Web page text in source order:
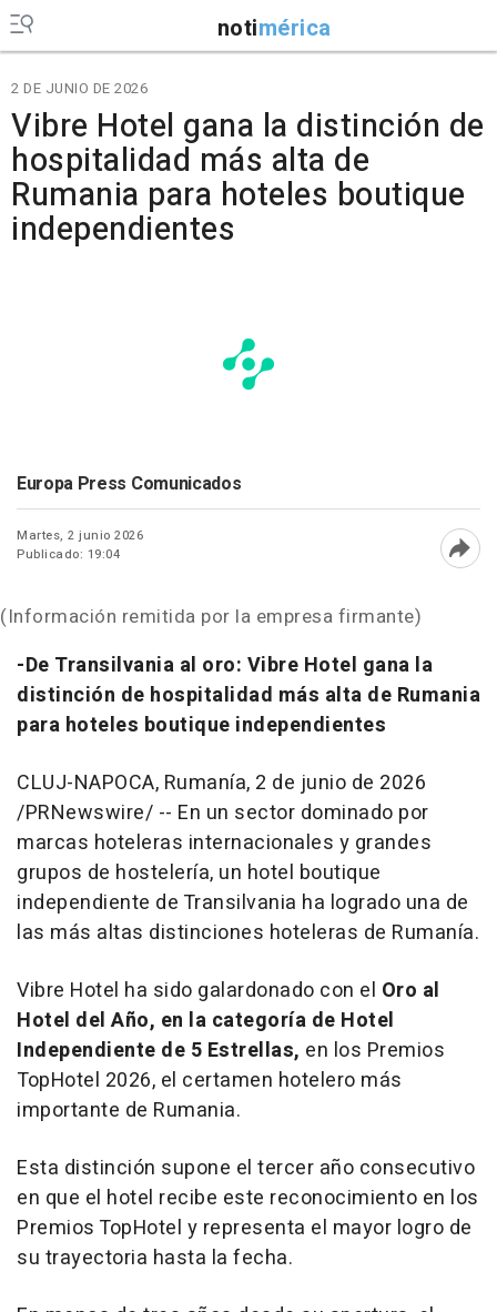
notimérica
2 DE JUNIO DE 2026
Vibre Hotel gana la distinción de
hospitalidad más alta de
Rumania para hoteles boutique
independientes
Europa Press Comunicados
Martes, 2 junio 2026
Publicado: 19:04
(Información remitida por la empresa firmante)
-De Transilvania al oro: Vibre Hotel gana la
distinción de hospitalidad más alta de Rumania
para hoteles boutique independientes
CLUJ-NAPOCA, Rumanía, 2 de junio de 2026
/PRNewswire/ -- En un sector dominado por
marcas hoteleras internacionales y grandes
grupos de hostelería, un hotel boutique
independiente de Transilvania ha logrado una de
las más altas distinciones hoteleras de Rumanía.
Vibre Hotel ha sido galardonado con el Oro al
Hotel del Año, en la categoría de Hotel
Independiente de 5 Estrellas, en los Premios
TopHotel 2026, el certamen hotelero más
importante de Rumania.
Esta distinción supone el tercer año consecutivo
en que el hotel recibe este reconocimiento en los
Premios TopHotel y representa el mayor logro de
su trayectoria hasta la fecha.